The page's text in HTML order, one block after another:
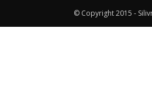
© Copyright 2015 -